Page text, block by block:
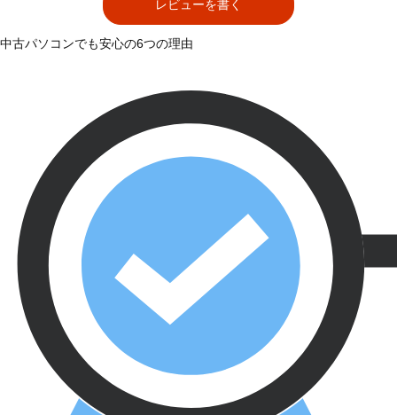
レビューを書く
中古パソコンでも安心の6つの理由